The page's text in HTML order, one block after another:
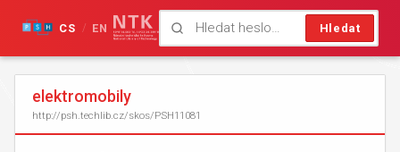
Hledat
CS / EN
elektromobily
http://psh.techlib.cz/skos/PSH11081